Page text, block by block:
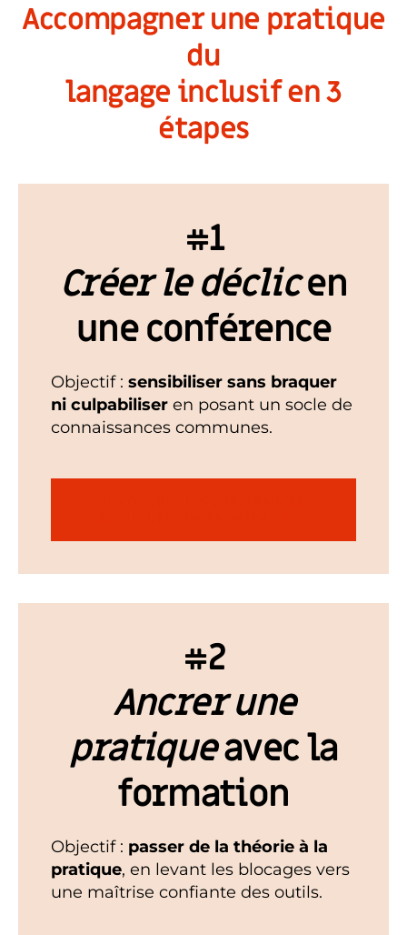
Accompagner une pratique
du
langage inclusif en 3
étapes
#1
Créer le déclicen
une conférence
Objectif : sensibiliser sans braquer
ni culpabiliser en posant un socle de
connaissances communes.
#2
Ancrer une
pratiqueavec la
formation
Objectif : passer de la théorie à la
pratique, en levant les blocages vers
une maîtrise confiante des outils.